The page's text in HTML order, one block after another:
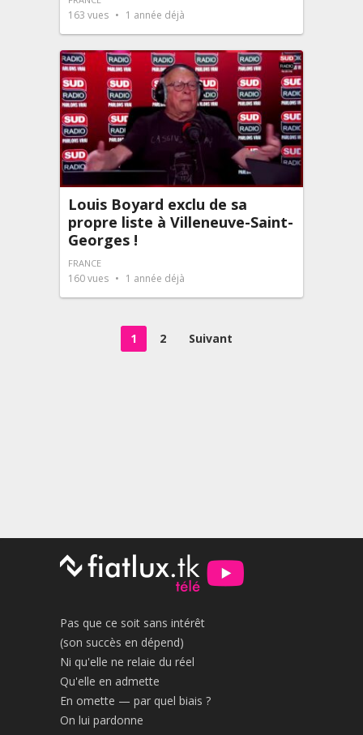
163 vues 1 année déjà
Louis Boyard exclu de sa
propre liste à Villeneuve-Saint-
Georges !
FRANCE
160vues 1 année déjà
1 2 Suivant
Pas que ce soit sans intérêt
(son succès en dépend)
Ni qu'elle ne relaie du réel
Qu'elle en admette
En omette — par quel biais ?
On lui pardonne